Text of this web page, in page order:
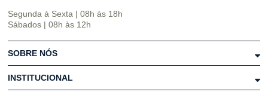
Segunda à Sexta | 08h às 18h
Sábados | 08h às 12h
SOBRE NÓS
INSTITUCIONAL